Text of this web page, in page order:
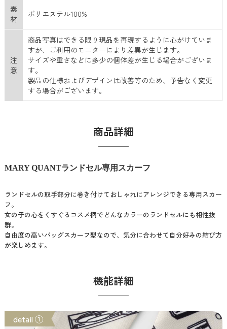
素
材
ポリエステル100%
注
意
商品写真はできる限り現品を再現するように心がけていま
すが、ご利用のモニターにより差異が生じます。
サイズや重さなどに多少の個体差が生じる場合がございま
す。
製品の仕様およびデザインは改善等のため、予告なく変更
する場合がございます。
商品詳細
MARY QUANTランドセル専用スカーフ
ランドセルの取手部分に巻き付けておしゃれにアレンジできる専用スカー
フ。
女の子の心をくすぐるコスメ柄でどんなカラーのランドセルにも相性抜
群。
自由度の高いバッグスカーフ型なので、気分に合わせて自分好みの結び方
が楽しめます。
機能詳細
detail ①